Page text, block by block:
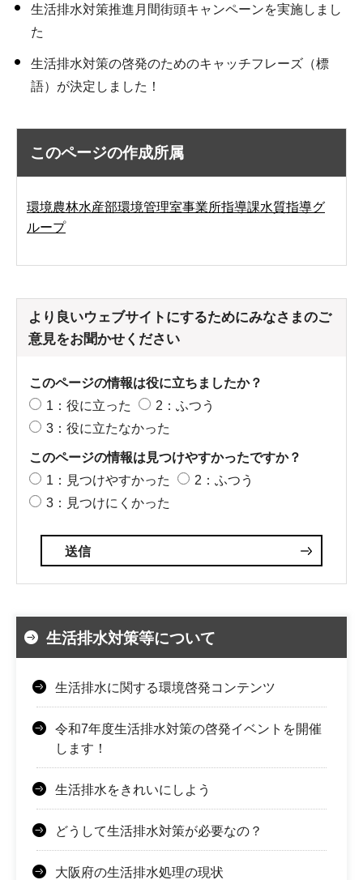
生活排水対策推進月間街頭キャンペーンを実施しまし
た
生活排水対策の啓発のためのキャッチフレーズ（標
語）が決定しました！
このページの作成所属
環境農林水産部環境管理室事業所指導課水質指導グ
ループ
より良いウェブサイトにするためにみなさまのご
意見をお聞かせください
このページの情報は役に立ちましたか？
1：役に立った
2：ふつう
3：役に立たなかった
このページの情報は見つけやすかったですか？
1：見つけやすかった
2：ふつう
3：見つけにくかった
生活排水対策等について
生活排水に関する環境啓発コンテンツ
令和7年度生活排水対策の啓発イベントを開催
します！
生活排水をきれいにしよう
どうして生活排水対策が必要なの？
大阪府の生活排水処理の現状